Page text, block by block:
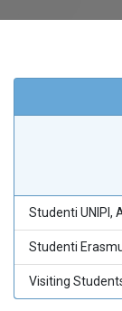
Studenti UNIPI,
Studenti
Visiting Students